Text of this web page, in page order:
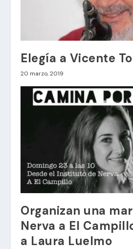
Elegía a Vicente
20 marzo, 2019
Organizan una
Nerva a El
a Laura Luelmo